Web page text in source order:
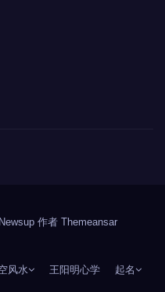
作者 Themeansar
风水 王阳明心学 起名